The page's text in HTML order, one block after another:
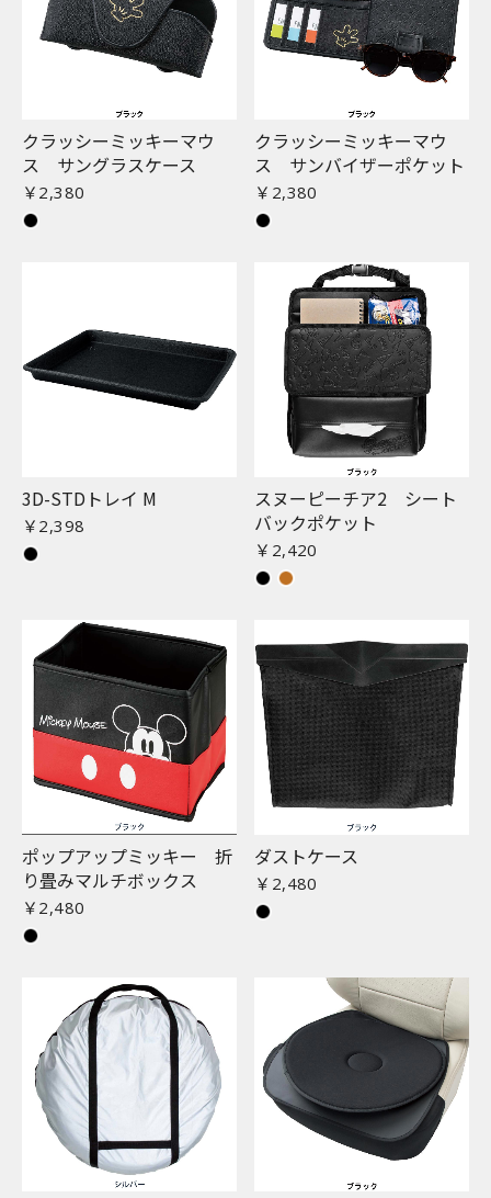
クラッシーミッキーマウ
ス サングラスケース
￥2,380
クラッシーミッキーマウ
ス サンバイザーポケット
￥2,380
3D-STDトレイ M
￥2,398
スヌーピーチア2 シート
バックポケット
￥2,420
ポップアップミッキー 折
り畳みマルチボックス
￥2,480
ダストケース
￥2,480
お買い物を続ける カートへ進む